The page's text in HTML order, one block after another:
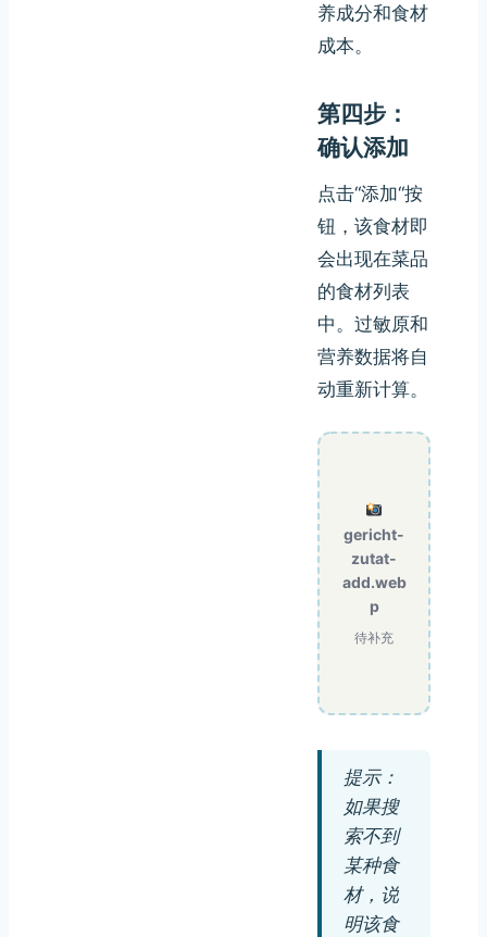
养成分和食材
成本。
第四步：
确认添加
点击“添加“按
钮，该食材即
会出现在菜品
的食材列表
中。过敏原和
营养数据将自
动重新计算。
gericht-
zutat-
add.web
p
待补充
提示：
如果搜
索不到
某种食
材，说
明该食